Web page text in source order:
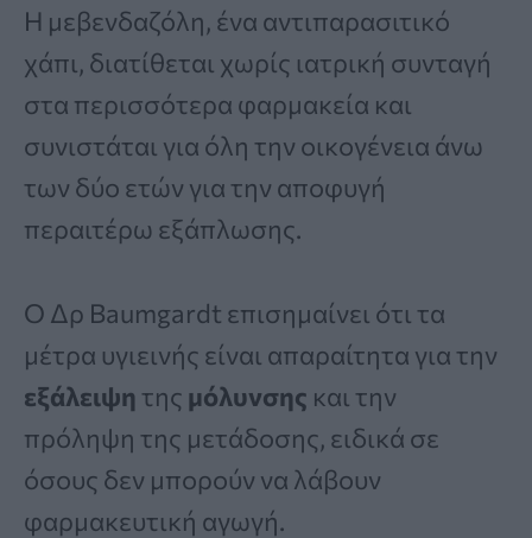
H μεβενδαζόλη, ένα αντιπαρασιτικό
χάπι, διατίθεται χωρίς ιατρική συνταγή
στα περισσότερα φαρμακεία και
συνιστάται για όλη την οικογένεια άνω
των δύο ετών για την αποφυγή
περαιτέρω εξάπλωσης.
Ο Δρ Baumgardt επισημαίνει ότι τα
μέτρα υγιεινής είναι απαραίτητα για την
εξάλειψη της μόλυνσης και την
πρόληψη της μετάδοσης, ειδικά σε
όσους δεν μπορούν να λάβουν
φαρμακευτική αγωγή.